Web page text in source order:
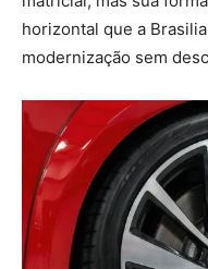
horizontal que a
modernização sem